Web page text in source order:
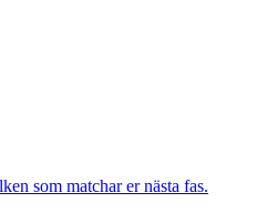
som matchar er nästa fas.